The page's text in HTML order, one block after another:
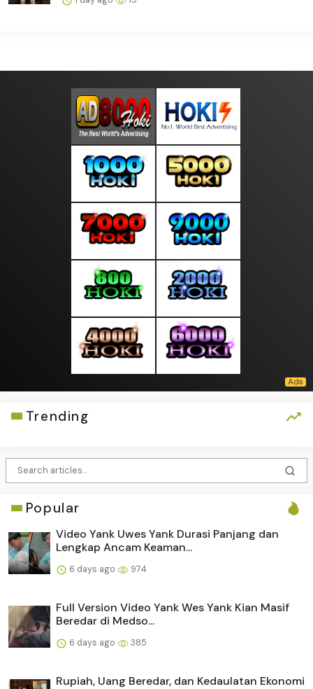
Trending
Popular
Video Yank Uwes Yank Durasi Panjang dan
Lengkap Ancam Keaman...
6 days ago 974
Full Version Video Yank Wes Yank Kian Masif
Beredar di Medso...
6 days ago 385
Rupiah, Uang Beredar, dan Kedaulatan Ekonomi